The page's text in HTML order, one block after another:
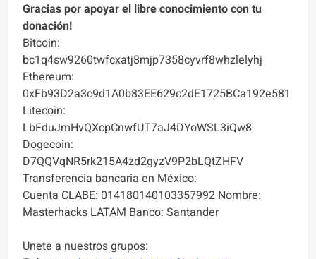
Gracias por apoyar el libre conocimiento con tu
donación!
Bitcoin:
bc1q4sw9260twfcxatj8mjp7358cyvrf8whzlelyhj
Ethereum:
0xFb93D2a3c9d1A0b83EE629c2dE1725BCa192e581
Litecoin:
LbFduJmHvQXcpCnwfUT7aJ4DYoWSL3iQw8
Dogecoin:
D7QQVqNR5rk215A4zd2gyzV9P2bLQtZHFV
Transferencia bancaria en México:
Cuenta CLABE: 014180140103357992 Nombre:
Masterhacks LATAM Banco: Santander
Unete a nuestros grupos: